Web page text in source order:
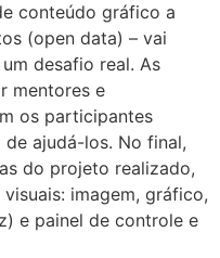
conteúdo gráfico a
(open data) – vai
desafio real. As
mentores e
os participantes
ajudá-los. No final,
do projeto realizado,
imagem, gráfico,
e painel de controle e